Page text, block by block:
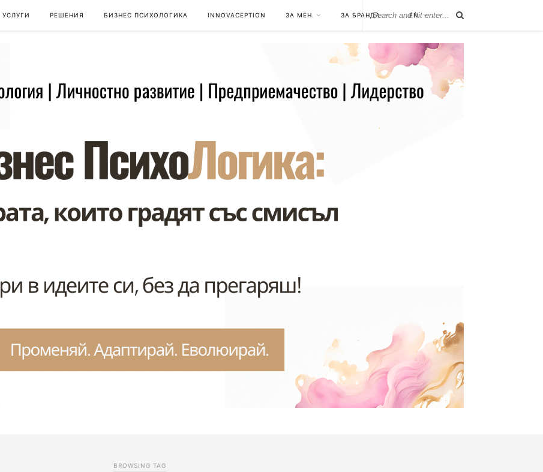
УСЛУГИ РЕШЕНИЯ БИЗНЕС ПСИХОЛОГИКА INNOVACEPTION ЗА МЕН ЗА БРАНДА EN
BROWSING TAG